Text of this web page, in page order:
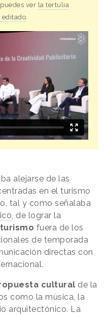
ver la tertulia
editado
alejarse de las
en el turismo
tal y como señalaba
, de lograr la
fuera de los
de temporada
directas con
cultural de la
como la música, la
arquitectónico. La